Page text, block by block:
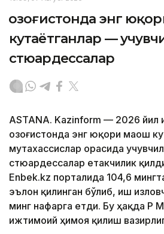
Қозоғистонда энг
кутаётганлар —
стюардессалар
ASTANA. Kazinform — 2026 йил
Қозоғистонда энг юқори маош
мутахассислар орасида
стюардессалар етакчилик
Enbek.kz порталида 104,6
эълон қилинган бўлиб, иш
минг нафарга етди. Бу ҳақда ҚР
ижтимоий ҳимоя қилиш